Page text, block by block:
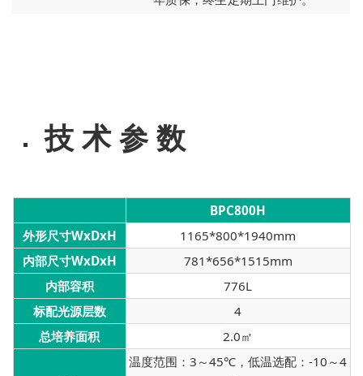
技 术 参 数
BPC800H
外形尺寸WxDxH
1165*800*1940mm
内部尺寸WxDxH
781*656*1515mm
内部容积
776L
标配光源层数
4
总培养面积
2.0㎡
温度范围：3～45℃，低温选配：-10～4